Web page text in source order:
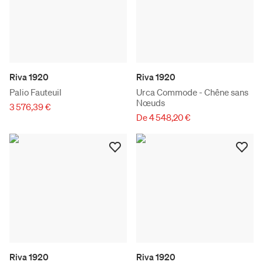
Riva 1920
Palio Fauteuil
3 576,39 €
Riva 1920
Urca Commode - Chêne sans
Nœuds
De 4 548,20 €
Riva 1920
Riva 1920